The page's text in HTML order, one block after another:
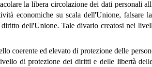
la libera circolazione dei dati personali
economiche su scala dell'Unione, falsare
dell'Unione. Tale divario creatosi nei
coerente ed elevato di protezione delle
di protezione dei diritti e delle libertà